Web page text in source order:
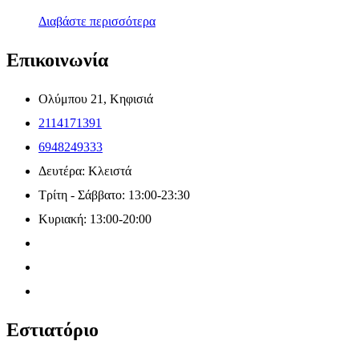
Διαβάστε περισσότερα
Επικοινωνία
Ολύμπου 21, Κηφισιά
2114171391
6948249333
Δευτέρα: Κλειστά
Τρίτη - Σάββατο: 13:00-23:30
Κυριακή: 13:00-20:00
Εστιατόριο